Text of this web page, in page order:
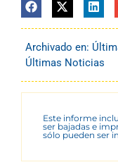
Archivado en:
Últimas Noticias
Este informe
ser bajadas e
sólo pueden ser